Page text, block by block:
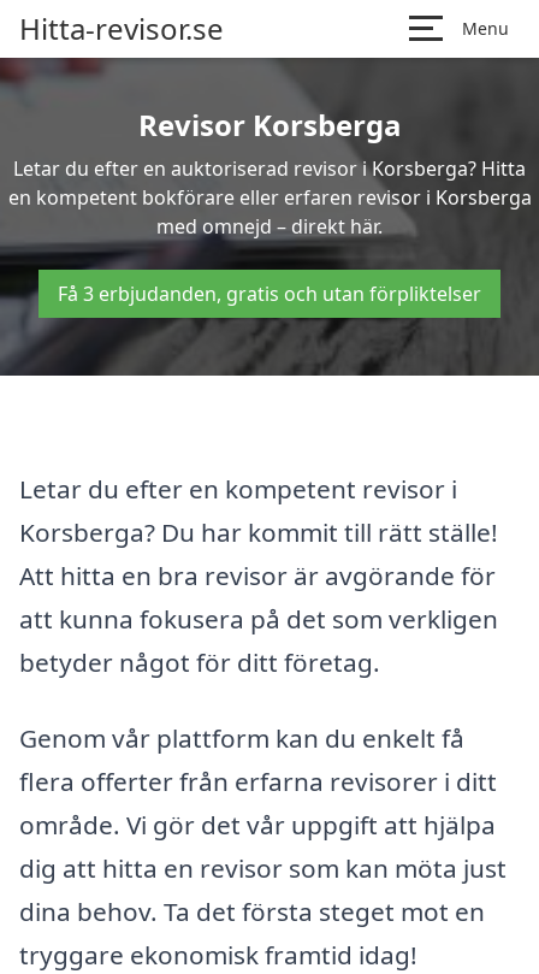
Hitta-revisor.se Menu
Revisor Korsberga
Letar du efter en auktoriserad revisor i Korsberga? Hitta
en kompetent bokförare eller erfaren revisor i Korsberga
med omnejd – direkt här.
Få 3 erbjudanden, gratis och utan förpliktelser
Letar du efter en kompetent revisor i
Korsberga? Du har kommit till rätt ställe!
Att hitta en bra revisor är avgörande för
att kunna fokusera på det som verkligen
betyder något för ditt företag.
Genom vår plattform kan du enkelt få
flera offerter från erfarna revisorer i ditt
område. Vi gör det vår uppgift att hjälpa
dig att hitta en revisor som kan möta just
dina behov. Ta det första steget mot en
tryggare ekonomisk framtid idag!